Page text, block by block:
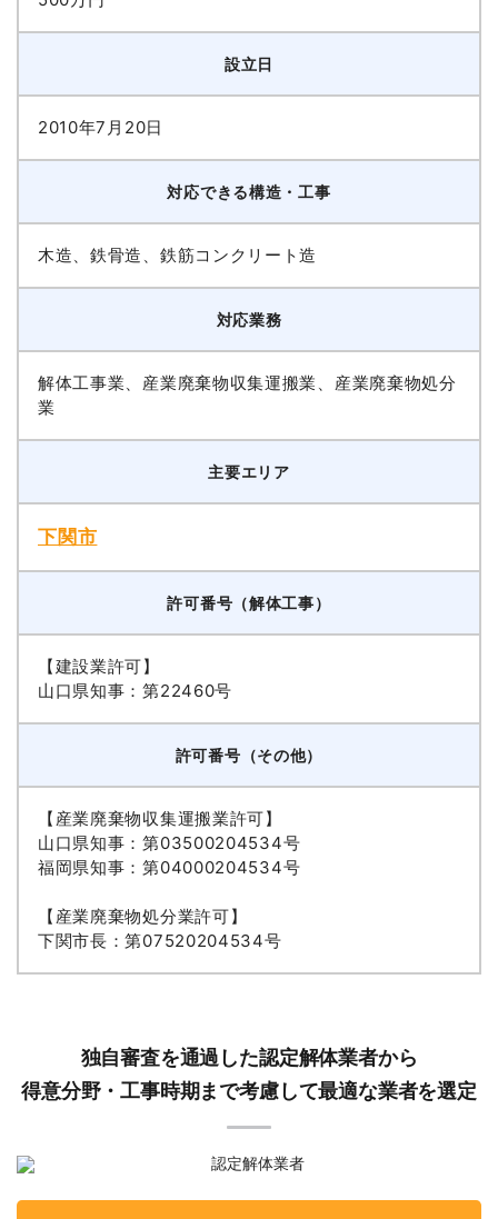
設立日
2010年7月20日
対応できる構造・工事
木造、鉄骨造、鉄筋コンクリート造
対応業務
解体工事業、産業廃棄物収集運搬業、産業廃棄物処分
業
主要エリア
下関市
許可番号（解体工事）
【建設業許可】
山口県知事：第22460号
許可番号（その他）
【産業廃棄物収集運搬業許可】
山口県知事：第03500204534号
福岡県知事：第04000204534号
【産業廃棄物処分業許可】
下関市長：第07520204534号
独自審査を通過した認定解体業者から
得意分野・工事時期まで考慮して最適な業者を選定